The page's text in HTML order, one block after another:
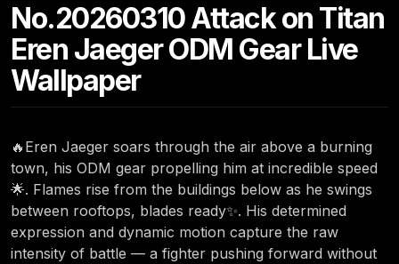
No.20260310 Attack on Titan
Eren Jaeger ODM Gear Live
Wallpaper
🔥Eren Jaeger soars through the air above a burning
town, his ODM gear propelling him at incredible speed
🌟. Flames rise from the buildings below as he swings
between rooftops, blades ready✨. His determined
expression and dynamic motion capture the raw
intensity of battle — a fighter pushing forward without